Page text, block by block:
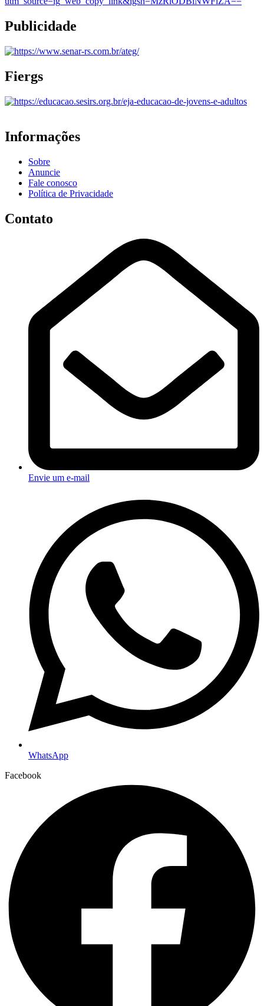
Publicidade
Fiergs
Informações
Sobre
Anuncie
Fale conosco
Política de Privacidade
Contato
Envie um e-mail
WhatsApp
Facebook